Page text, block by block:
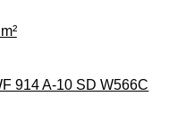
914 A-10 SD W566C